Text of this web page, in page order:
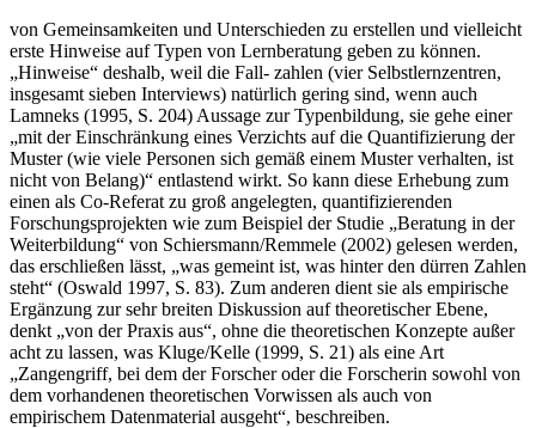
von Gemeinsamkeiten und Unterschieden zu erstellen und vielleicht
erste Hinweise auf Typen von Lernberatung geben zu können.
„Hinweise“ deshalb, weil die Fall- zahlen (vier Selbstlernzentren,
insgesamt sieben Interviews) natürlich gering sind, wenn auch
Lamneks (1995, S. 204) Aussage zur Typenbildung, sie gehe einer
„mit der Einschränkung eines Verzichts auf die Quantifizierung der
Muster (wie viele Personen sich gemäß einem Muster verhalten, ist
nicht von Belang)“ entlastend wirkt. So kann diese Erhebung zum
einen als Co-Referat zu groß angelegten, quantifizierenden
Forschungsprojekten wie zum Beispiel der Studie „Beratung in der
Weiterbildung“ von Schiersmann/Remmele (2002) gelesen werden,
das erschließen lässt, „was gemeint ist, was hinter den dürren Zahlen
steht“ (Oswald 1997, S. 83). Zum anderen dient sie als empirische
Ergänzung zur sehr breiten Diskussion auf theoretischer Ebene,
denkt „von der Praxis aus“, ohne die theoretischen Konzepte außer
acht zu lassen, was Kluge/Kelle (1999, S. 21) als eine Art
„Zangengriff, bei dem der Forscher oder die Forscherin sowohl von
dem vorhandenen theoretischen Vorwissen als auch von
empirischem Datenmaterial ausgeht“, beschreiben.